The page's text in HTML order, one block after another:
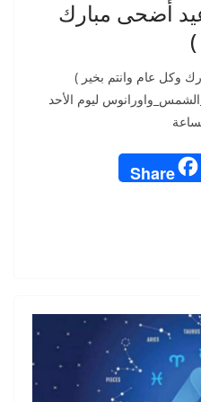
أضحى مبارك
وكل عام وانتم بخير )
ليوم الأحد
Share